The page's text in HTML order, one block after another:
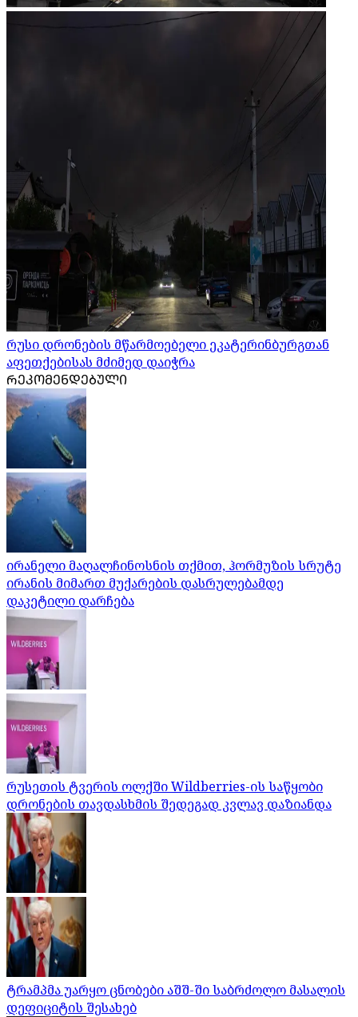
რუსი დრონების მწარმოებელი ეკატერინბურგთან
აფეთქებისას მძიმედ დაიჭრა
ᲠᲔᲙᲝᲛᲔᲜᲓᲔᲑᲣᲚᲘ
ირანელი მაღალჩინოსნის თქმით, ჰორმუზის სრუტე
ირანის მიმართ მუქარების დასრულებამდე
დაკეტილი დარჩება
რუსეთის ტვერის ოლქში Wildberries-ის საწყობი
დრონების თავდასხმის შედეგად კვლავ დაზიანდა
ტრამპმა უარყო ცნობები აშშ-ში საბრძოლო მასალის
დეფიციტის შესახებ